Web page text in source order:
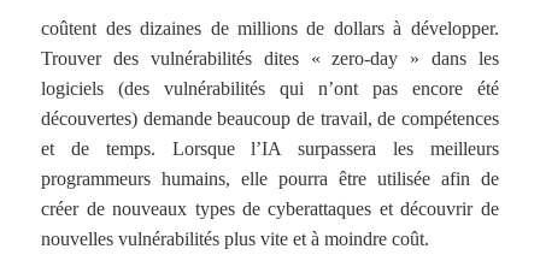
coûtent des dizaines de millions de dollars à développer.
Trouver des vulnérabilités dites « zero-day » dans les
logiciels (des vulnérabilités qui n’ont pas encore été
découvertes) demande beaucoup de travail, de compétences
et de temps. Lorsque l’IA surpassera les meilleurs
programmeurs humains, elle pourra être utilisée afin de
créer de nouveaux types de cyberattaques et découvrir de
nouvelles vulnérabilités plus vite et à moindre coût.